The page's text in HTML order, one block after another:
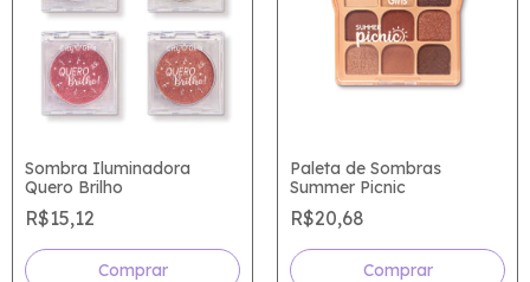
Sombra Iluminadora
Quero Brilho
R$15,12
Comprar
Paleta de Sombras
Summer Picnic
R$20,68
Comprar